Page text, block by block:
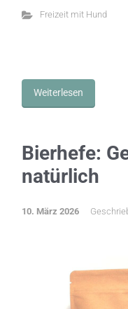
Freizeit mit Hund
Weiterlesen
Bierhefe:
natürlich
10. März 2026